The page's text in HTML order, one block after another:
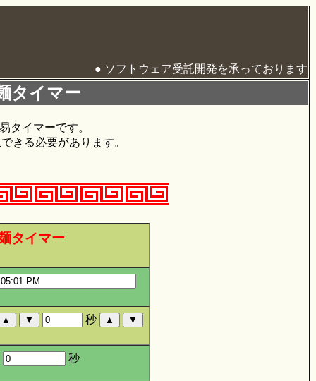
● ソフトウェア受託開発を承っております
タイマー
タイマーです。
きる必要があります。
タイマー
秒
秒